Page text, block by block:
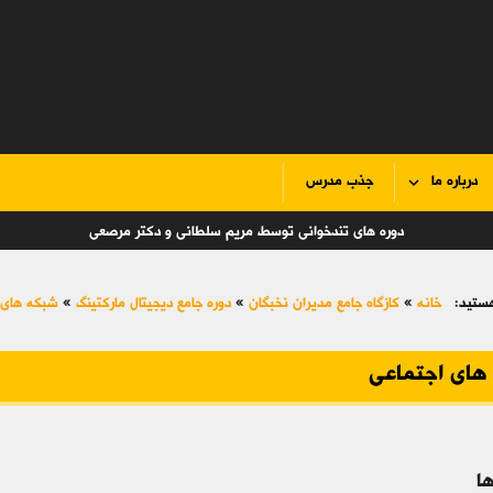
درباره ما جذب مدرس
دوره های تندخوانی توسط مریم سلطانی و دکتر مرصعی
خانه » کازگاه جامع مدیران نخبگان » دوره جامع دیجیتال مارکتینگ » شبکه های
اجتماعی